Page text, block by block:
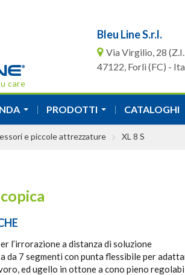
care
Bleu Line S.r.l.
Via Virgilio, 28
47122, Forlì (FC) -
PRODOTTI CATALOGHI
e piccole attrezzature XL 8 S
l’irrorazione a distanza di soluzione
da 7 segmenti con punta flessibile per
ed ugello in ottone a cono pieno